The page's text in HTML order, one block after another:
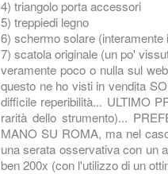
4) triangolo porta accessori
5) treppiedi legno
6) schermo solare (interamente
7) scatola originale (un po'
veramente poco o nulla sul
questo ne ho visti in vendita
difficile reperibilità... ULTIMO
rarità dello strumento)...
MANO SU ROMA, ma nel
una serata osservativa con un
ben 200x (con l'utilizzo di un